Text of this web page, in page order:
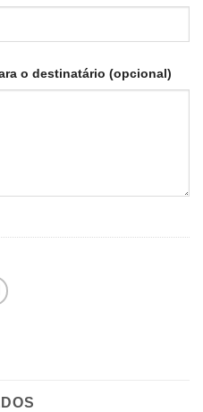
o destinatário (opcional)